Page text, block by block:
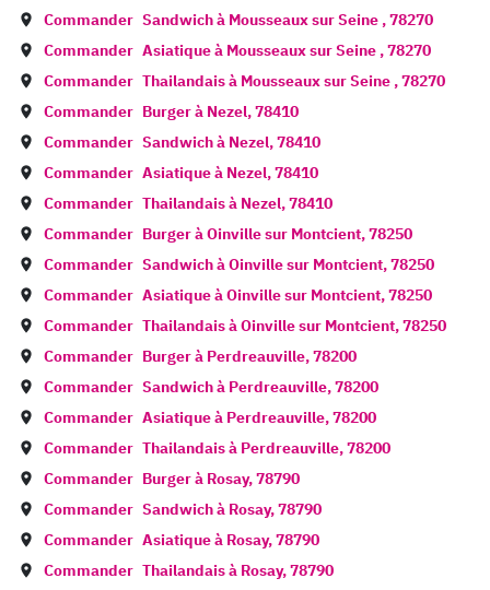
Commander Sandwich à Mousseaux sur Seine ,78270
Commander Asiatique à Mousseaux sur Seine ,78270
Commander Thailandais à Mousseaux sur Seine ,78270
Commander Burger à Nezel,78410
Commander Sandwich à Nezel,78410
Commander Asiatique à Nezel,78410
Commander Thailandais à Nezel,78410
Commander Burger àOinville sur Montcient,78250
Commander Sandwich àOinville sur Montcient,78250
Commander Asiatique àOinville sur Montcient,78250
Commander Thailandais àOinville sur Montcient,78250
Commander Burger à Perdreauville,78200
Commander Sandwich à Perdreauville,78200
Commander Asiatique à Perdreauville,78200
Commander Thailandais à Perdreauville,78200
Commander Burger à Rosay,78790
Commander Sandwich à Rosay,78790
Commander Asiatique à Rosay,78790
Commander Thailandais à Rosay,78790